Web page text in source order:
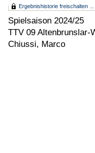
Ergebnishistorie freischalten ...
Spielsaison 2024/25
TTV 09 Altenbrunslar-
Chiussi, Marco